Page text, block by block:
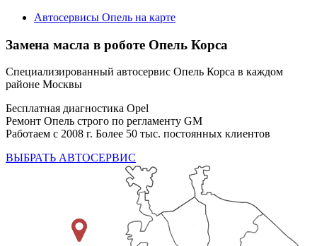
Автосервисы Опель на карте
Замена масла в роботе Опель Корса
Специализированный автосервис Опель Корса в каждом
районе Москвы
Бесплатная диагностика Opel
Ремонт Опель строго по регламенту GM
Работаем с 2008 г. Более 50 тыс. постоянных клиентов
ВЫБРАТЬ АВТОСЕРВИС